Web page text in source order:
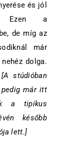
és jól
Ezen a
de míg az
már
dolga.
[A stúdióban
pedig már itt
a tipikus
később
lett.]